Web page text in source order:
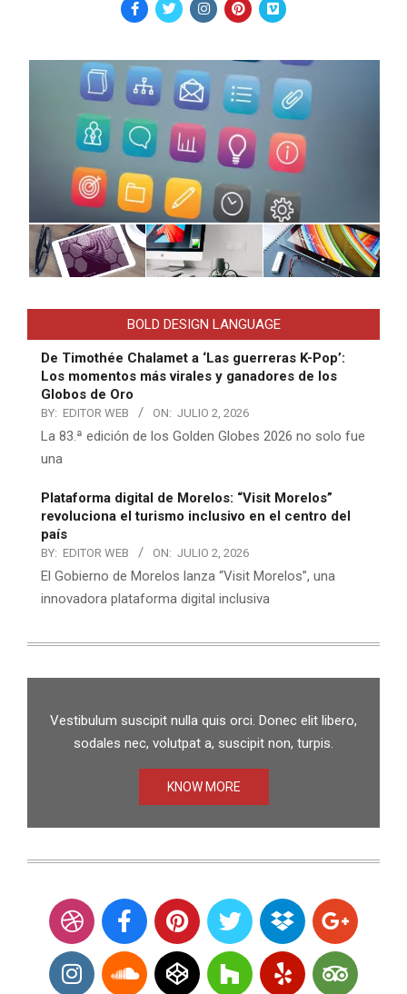
BOLD DESIGN LANGUAGE
De Timothée Chalamet a ‘Las guerreras K-Pop’:
Los momentos más virales y ganadores de los
Globos de Oro
BY: EDITOR WEB ON: JULIO 2, 2026
La 83.ª edición de los Golden Globes 2026 no solo fue
una
Plataforma digital de Morelos: “Visit Morelos”
revoluciona el turismo inclusivo en el centro del
país
BY: EDITOR WEB ON: JULIO 2, 2026
El Gobierno de Morelos lanza “Visit Morelos”, una
innovadora plataforma digital inclusiva
Vestibulum suscipit nulla quis orci. Donec elit libero,
sodales nec, volutpat a, suscipit non, turpis.
KNOW MORE